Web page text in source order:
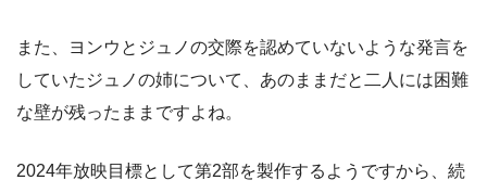
また、ヨンウとジュノの交際を認めていないような発言を
していたジュノの姉について、あのままだと二人には困難
な壁が残ったままですよね。
2024年放映目標として第2部を製作するようですから、続